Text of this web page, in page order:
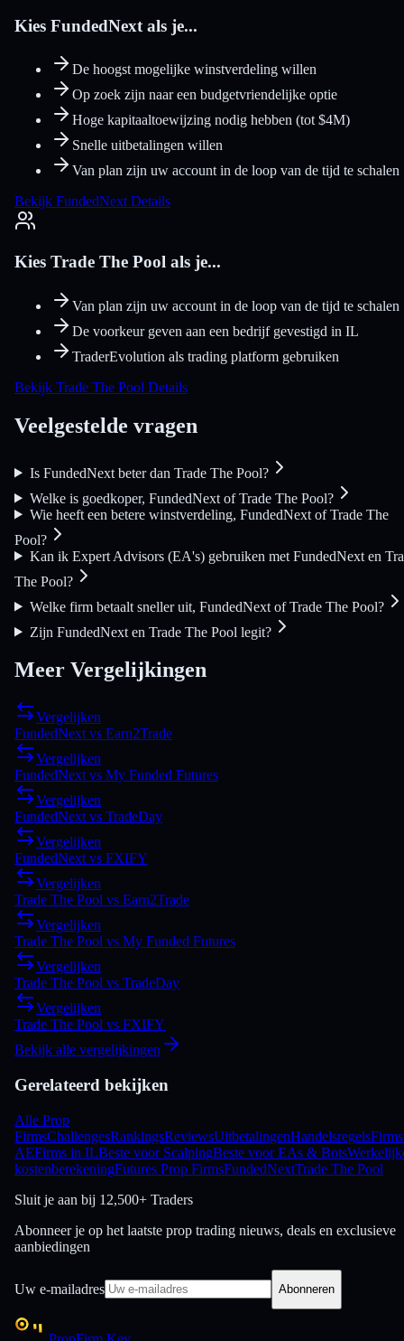
Kies FundedNext als je...
De hoogst mogelijke winstverdeling willen
Op zoek zijn naar een budgetvriendelijke optie
Hoge kapitaaltoewijzing nodig hebben (tot $4M)
Snelle uitbetalingen willen
Van plan zijn uw account in de loop van de tijd te schalen
Bekijk FundedNext Details
Kies Trade The Pool als je...
Van plan zijn uw account in de loop van de tijd te schalen
De voorkeur geven aan een bedrijf gevestigd in IL
TraderEvolution als trading platform gebruiken
Bekijk Trade The Pool Details
Veelgestelde vragen
Is FundedNext beter dan Trade The Pool?
Welke is goedkoper, FundedNext of Trade The Pool?
Wie heeft een betere winstverdeling, FundedNext of Trade The
Pool?
Kan ik Expert Advisors (EA's) gebruiken met FundedNext en
The Pool?
Welke firm betaalt sneller uit, FundedNext of Trade The Pool?
Zijn FundedNext en Trade The Pool legit?
Meer Vergelijkingen
Vergelijken
FundedNext vs Earn2Trade
Vergelijken
FundedNext vs My Funded Futures
Vergelijken
FundedNext vs TradeDay
Vergelijken
FundedNext vs FXIFY
Vergelijken
Trade The Pool vs Earn2Trade
Vergelijken
Trade The Pool vs My Funded Futures
Vergelijken
Trade The Pool vs TradeDay
Vergelijken
Trade The Pool vs FXIFY
Bekijk alle vergelijkingen
Gerelateerd bekijken
Alle Prop
FirmsChallengesRankingsReviewsUitbetalingenHandelsregels
AEFirms in ILBeste voor ScalpingBeste voor EAs & Bots
kostenberekeningFutures Prop FirmsFundedNextTrade The Pool
Sluit je aan bij 12,500+ Traders
Abonneer je op het laatste prop trading nieuws, deals en exclusieve
aanbiedingen
Uw e-mailadres Abonneren